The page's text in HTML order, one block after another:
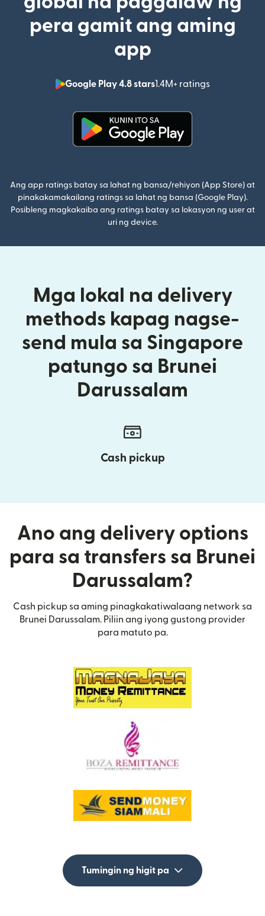
pera gamit ang aming
app
Google Play 4.8 stars1.4M+ ratings
(bubukas
Ang app ratings batay sa lahat ng bansa/rehiyon (App Store) at
pinakakamakailang ratings sa lahat ng bansa (Google Play).
Posibleng magkakaiba ang ratings batay sa lokasyon ng user at
uri ng device.
Mga lokal na delivery
methods kapag nagse-
send mula sa Singapore
patungo sa Brunei
Darussalam
Cash pickup
Ano ang delivery options
para sa transfers sa Brunei
Darussalam?
Cash pickup sa aming pinagkakatiwalaang network sa
Brunei Darussalam. Piliin ang iyong gustong provider
para matuto pa.
Tumingin ng higit pa